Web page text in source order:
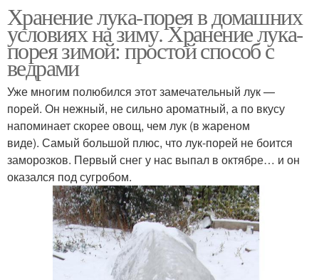
Хранение лука-порея в домашних
условиях на зиму. Хранение лука-
порея зимой: простой способ с
ведрами
Уже многим полюбился этот замечательный лук —
порей. Он нежный, не сильно ароматный, а по вкусу
напоминает скорее овощ, чем лук (в жареном
виде). Самый большой плюс, что лук-порей не боится
заморозков. Первый снег у нас выпал в октябре… и он
оказался под сугробом.